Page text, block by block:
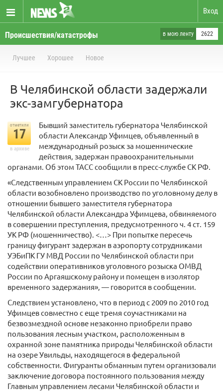
Вход
Происшествия/катастрофы в мою ленту 2622
Лучшее Хорошее Новое
В Челябинской области задержали
экс-замгубернатора
отметили
17
в архиве
Бывший заместитель губернатора Челябинской
области Александр Уфимцев, объявленный в
международный розыск за мошеннические
действия, задержан правоохранительными
органами. Об этом ТАСС сообщили в пресс-службе СК РФ.
«Следственным управлением СК России по Челябинской
области возобновлено производство по уголовному делу в
отношении бывшего заместителя губернатора
Челябинской области Александра Уфимцева, обвиняемого
в совершении преступления, предусмотренного ч. 4 ст. 159
УК РФ (мошенничество). <…> При попытке пересечь
границу фигурант задержан в аэропорту сотрудниками
УЭБиПК ГУ МВД России по Челябинской области при
содействии оперативников уголовного розыска ОМВД
России по Аргаяшскому району и помещен в изолятор
временного задержания», — говорится в сообщении.
Следствием установлено, что в период с 2009 по 2010 год
Уфимцев совместно с еще тремя соучастниками на
безвозмездной основе незаконно приобрели право
пользования лесным участком, расположенным в
охранной зоне памятника природы Челябинской области
на озере Увильды, находящегося в федеральной
собственности. Фигуранты обманным путем организовали
заключение договора постоянного пользования между
Главным управлением лесами Челябинской области и